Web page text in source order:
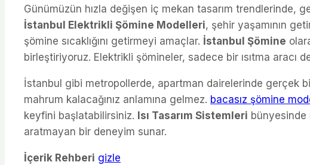
Günümüzün hızla değişen iç mekan tasarım trendlerinde,
İstanbul Elektrikli Şömine Modelleri, şehir yaşamının
şömine sıcaklığını getirmeyi amaçlar. İstanbul Şömine
birleştiriyoruz. Elektrikli şömineler, sadece bir ısıtma aracı
İstanbul gibi metropollerde, apartman dairelerinde gerçek
mahrum kalacağınız anlamına gelmez. bacasız şömine
keyfini başlatabilirsiniz. Isı Tasarım Sistemleri
aratmayan bir deneyim sunar.
İçerik Rehberi gizle